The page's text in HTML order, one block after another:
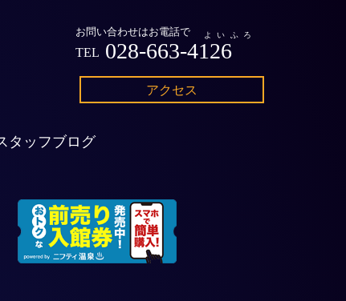
アクセス
お問い合わせはお電話で よいふろ
TEL 028-663-4126
タッフブログ